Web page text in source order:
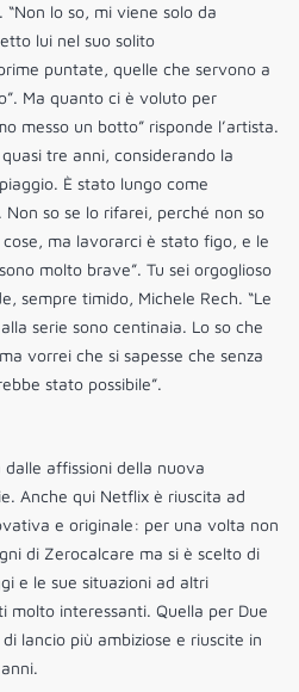
lo so, mi viene solo da
lui nel suo solito
puntate, quelle che servono a
Ma quanto ci è voluto per
messo un botto” risponde l’artista.
tre anni, considerando la
È stato lungo come
so se lo rifarei, perché non so
ma lavorarci è stato figo, e le
molto brave”. Tu sei orgoglioso
sempre timido, Michele Rech. “Le
serie sono centinaia. Lo so che
vorrei che si sapesse che senza
stato possibile”.
affissioni della nuova
Anche qui Netflix è riuscita ad
e originale: per una volta non
di Zerocalcare ma si è scelto di
e le sue situazioni ad altri
molto interessanti. Quella per Due
lancio più ambiziose e riuscite in